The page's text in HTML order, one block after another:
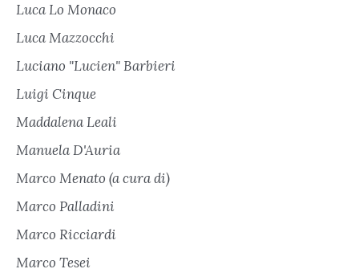
Luca Lo Monaco
Luca Mazzocchi
Luciano "Lucien" Barbieri
Luigi Cinque
Maddalena Leali
Manuela D'Auria
Marco Menato (a cura di)
Marco Palladini
Marco Ricciardi
Marco Tesei